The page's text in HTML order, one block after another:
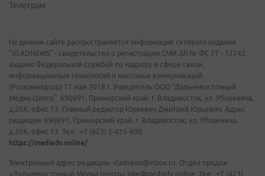
Телеграм
На данном сайте распространяется информация сетевого издания
"VLADNEWS" - свидетельство о регистрации СМИ ЭЛ № ФС 77 - 72742,
выдано Федеральной службой по надзору в сфере связи,
информационных технологий и массовых коммуникаций
(Роскомнадзор) 17 мая 2018 г. Учредитель ООО "Дальневосточный
Медиа Центр". 690091, Приморский край, г. Владивосток, ул. Уборевича,
д.20А, офис 13. Главный редактор Юркевич Дмитрий Юрьевич. Адрес
редакции: 690091, Приморский край, г. Владивосток, ул. Уборевича,
д.20А, офис 13. Тел.: +7 (423) 2-415-600.
https://mediadv.online/
Электронный адрес редакции: vladnews@inbox.ru. Отдел продаж
«Дальневосточный Медиа Центр» sale@mediadv.online. Тел.: +7 (423)